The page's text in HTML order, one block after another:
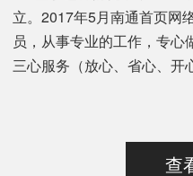
立。2017年5月南通首页网
员，从事专业的工作，专
三心服务（放心、省心、开
查